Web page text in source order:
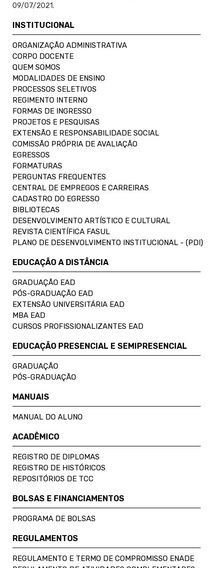
09/07/2021.
INSTITUCIONAL
ORGANIZAÇÃO ADMINISTRATIVA
CORPO DOCENTE
QUEM SOMOS
MODALIDADES DE ENSINO
PROCESSOS SELETIVOS
REGIMENTO INTERNO
FORMAS DE INGRESSO
PROJETOS E PESQUISAS
EXTENSÃO E RESPONSABILIDADE SOCIAL
COMISSÃO PRÓPRIA DE AVALIAÇÃO
EGRESSOS
FORMATURAS
PERGUNTAS FREQUENTES
CENTRAL DE EMPREGOS E CARREIRAS
CADASTRO DO EGRESSO
BIBLIOTECAS
DESENVOLVIMENTO ARTÍSTICO E CULTURAL
REVISTA CIENTÍFICA FASUL
PLANO DE DESENVOLVIMENTO INSTITUCIONAL - (PDI)
EDUCAÇÃO A DISTÂNCIA
GRADUAÇÃO EAD
PÓS-GRADUAÇÃO EAD
EXTENSÃO UNIVERSITÁRIA EAD
MBA EAD
CURSOS PROFISSIONALIZANTES EAD
EDUCAÇÃO PRESENCIAL E SEMIPRESENCIAL
GRADUAÇÃO
PÓS-GRADUAÇÃO
MANUAIS
MANUAL DO ALUNO
ACADÊMICO
REGISTRO DE DIPLOMAS
REGISTRO DE HISTÓRICOS
REPOSITÓRIOS DE TCC
BOLSAS E FINANCIAMENTOS
PROGRAMA DE BOLSAS
REGULAMENTOS
REGULAMENTO E TERMO DE COMPROMISSO ENADE